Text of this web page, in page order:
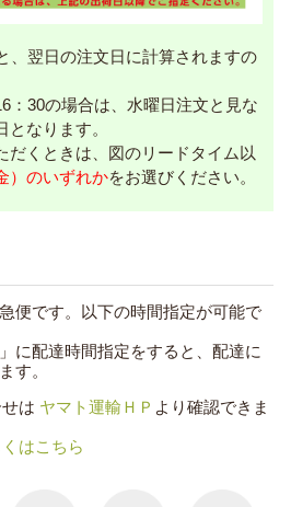
、翌日の注文日に計算されますの
30の場合は、水曜日注文と見な
なります。
だくときは、図のリードタイム以
）のいずれかをお選びください。
便です。以下の時間指定が可能で
に配達時間指定をすると、配達に
す。
は ヤマト運輸ＨＰ より確認できま
はこちら